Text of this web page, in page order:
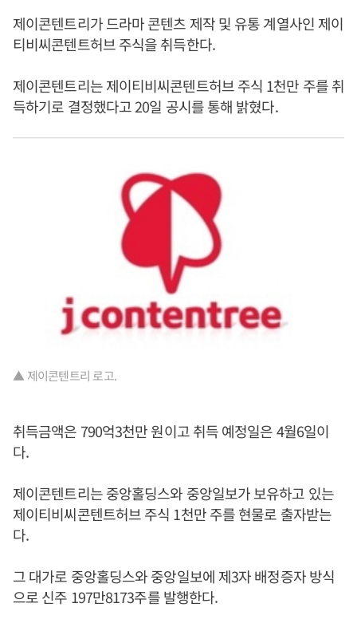
제이콘텐트리가 드라마 콘텐츠 제작 및 유통 계열사인 제이
티비씨콘텐트허브 주식을 취득한다.
제이콘텐트리는 제이티비씨콘텐트허브 주식 1천만 주를 취
득하기로 결정했다고 20일 공시를 통해 밝혔다.
▲ 제이콘텐트리 로고.
취득금액은 790억3천만 원이고 취득 예정일은 4월6일이
다.
제이콘텐트리는 중앙홀딩스와 중앙일보가 보유하고 있는
제이티비씨콘텐트허브 주식 1천만 주를 현물로 출자받는
다.
그 대가로 중앙홀딩스와 중앙일보에 제3자 배정증자 방식
으로 신주 197만8173주를 발행한다.